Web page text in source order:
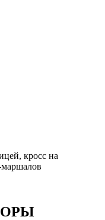
кросс на
маршалов